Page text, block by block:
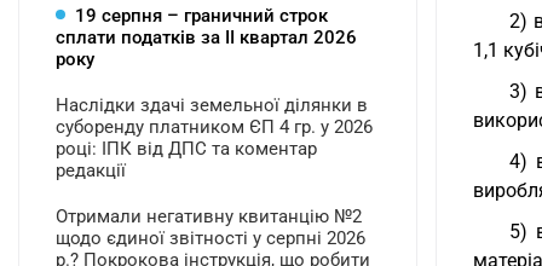
2)
1,1
3)
4)
5)
19 серпня – граничний строк
сплати податків за ІI квартал 2026
року
Наслідки здачі земельної ділянки в
суборенду платником ЄП 4 гр. у 2026
році: ІПК від ДПС та коментар
редакції
Отримали негативну квитанцію №2
щодо єдиної звітності у серпні 2026
р.? Покрокова інструкція, що робити